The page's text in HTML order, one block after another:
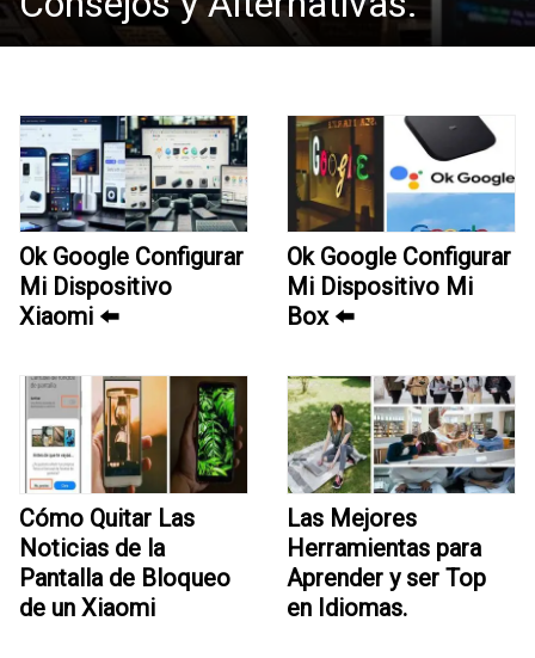
Ok Google Configurar
Mi Dispositivo
Xiaomi ⬅️
Ok Google Configurar
Mi Dispositivo Mi
Box ⬅️
Cómo Quitar Las
Noticias de la
Pantalla de Bloqueo
de un Xiaomi
Las Mejores
Herramientas para
Aprender y ser Top
en Idiomas.